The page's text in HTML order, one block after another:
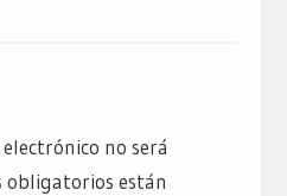
no será
obligatorios están